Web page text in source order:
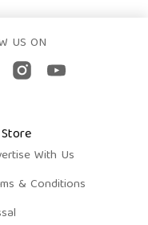
US ON
With Us
& Conditions